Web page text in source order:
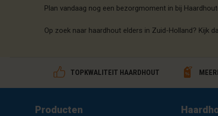
Plan vandaag nog een bezorgmoment in bij
Op zoek naar haardhout elders in Zuid-Holland? Kijk
TOPKWALITEIT HAARDHOUT
Producten